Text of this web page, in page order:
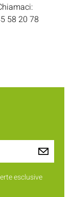
58 20 78
esclusive